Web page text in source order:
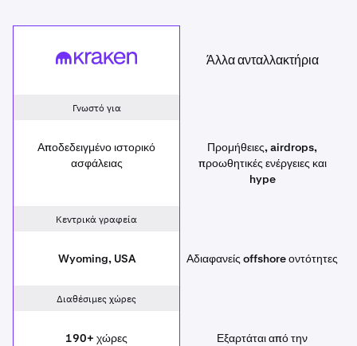
Kraken Άλλα ανταλλακτήρια
Other exchanges
Γνωστό για
Αποδεδειγμένο ιστορικό
ασφάλειας
Προμήθειες, airdrops,
προωθητικές ενέργειες και
hype
Κεντρικά γραφεία
Wyoming, USA Αδιαφανείς offshore οντότητες
Διαθέσιμες χώρες
190+ χώρες
Εξαρτάται από την